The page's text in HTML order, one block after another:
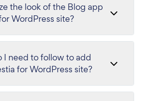
the look of the Blog app
WordPress site?
I need to follow to add
for WordPress site?